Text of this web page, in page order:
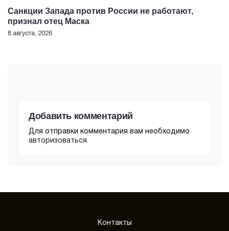
Санкции Запада против России не работают,
признал отец Маска
8 августа, 2026
Добавить комментарий
Для отправки комментария вам необходимо
авторизоваться.
Контакты